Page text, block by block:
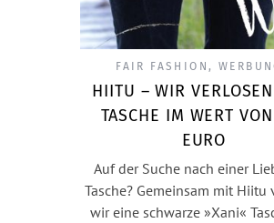
FAIR FASHION,
HIITU – WIR
TASCHE IM WERT
EURO
Auf der Suche nach einer
Tasche? Gemeinsam mit Hiitu
wir eine schwarze »Xani«